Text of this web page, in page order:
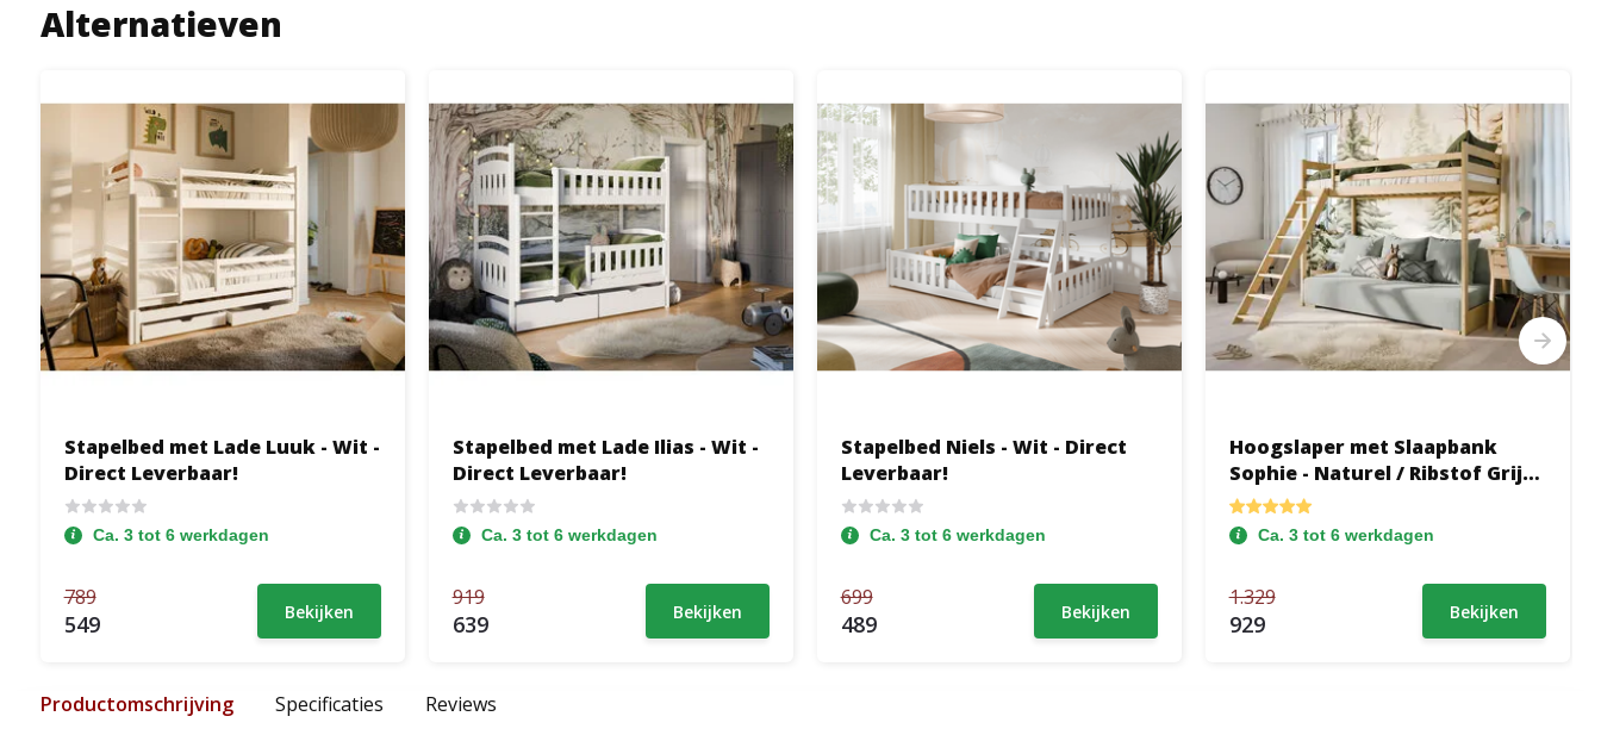
Alternatieven
Stapelbed met Lade Luuk - Wit -
Direct Leverbaar!
Ca. 3 tot 6 werkdagen
789
549 Bekijken
Stapelbed met Lade Ilias - Wit -
Direct Leverbaar!
Ca. 3 tot 6 werkdagen
919
639 Bekijken
Stapelbed Niels - Wit - Direct
Leverbaar!
Ca. 3 tot 6 werkdagen
699
489 Bekijken
Hoogslaper met Slaapbank
Sophie - Naturel / Ribstof Grijs -
Direct Leverbaar!
Ca. 3 tot 6 werkdagen
1.329
929 Bekijken
Productomschrijving Specificaties Reviews